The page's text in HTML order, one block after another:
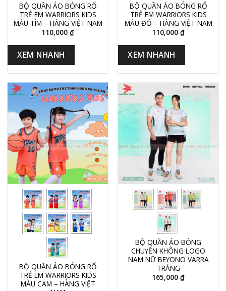
BỘ QUẦN ÁO BÓNG RỔ
TRẺ EM WARRIORS KIDS
MÀU TÍM – HÀNG VIỆT NAM
110,000 ₫
XEM NHANH
BỘ QUẦN ÁO BÓNG RỔ
TRẺ EM WARRIORS KIDS
MÀU ĐỎ – HÀNG VIỆT NAM
110,000 ₫
XEM NHANH
BỘ QUẦN ÁO BÓNG RỔ
TRẺ EM WARRIORS KIDS
MÀU CAM – HÀNG VIỆT
BỘ QUẦN ÁO BÓNG
CHUYỀN KHÔNG LOGO
NAM NỮ BEYONO VARRA
TRẮNG
165,000 ₫